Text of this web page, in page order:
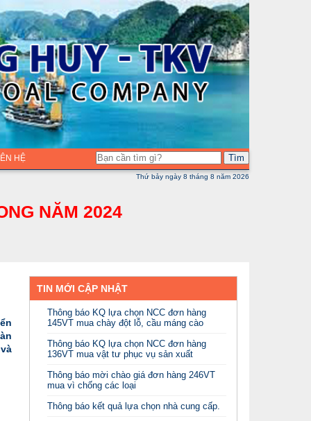
HỆ Tìm
Thứ bảy ngày 8 tháng 8 năm 2026
NĂM 2024
TIN MỚI CẬP NHẬT
Thông báo KQ lựa chọn NCC đơn hàng
145VT mua chày đột lỗ, cầu máng cào
Thông báo KQ lựa chọn NCC đơn hàng
136VT mua vật tư phục vụ sản xuất
Thông báo mời chào giá đơn hàng 246VT
mua vì chống các loại
Thông báo kết quả lựa chọn nhà cung cấp.